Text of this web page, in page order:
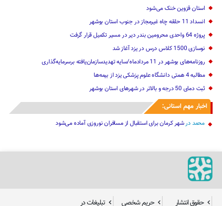
استان قزوین خنک‌ می‌شود
انسداد 11 حلقه چاه غیرمجاز در جنوب استان بوشهر
پروژه 64 واحدی محرومین بندر دیر در مسیر تکمیل قرار گرفت
نوسازی 1500 کلاس درس در یزد آغاز شد
روزنامه‌های بوشهر در 11 مردادماه/سایه تهدیدسازمان‌یافته برسرمایه‌گذاری
مطالبه 4 همتی دانشگاه علوم پزشکی یزد از بیمه‌ها
ثبت دمای 50 درجه و بالاتر در شهرهای استان بوشهر
اخبار مهم استانی:
محمد درشهر کرمان برای استقبال از مسافران نوروزی آماده می‌شود
حقوق انتشار حریم شخصی تبلیغات در